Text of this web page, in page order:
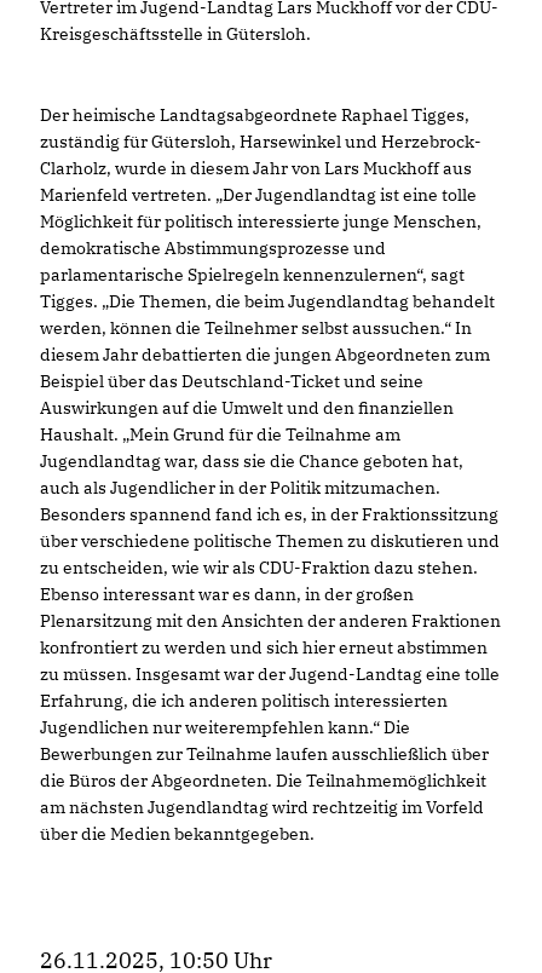
Vertreter im Jugend-Landtag Lars Muckhoff vor der CDU-
Kreisgeschäftsstelle in Gütersloh.
Der heimische Landtagsabgeordnete Raphael Tigges,
zuständig für Gütersloh, Harsewinkel und Herzebrock-
Clarholz, wurde in diesem Jahr von Lars Muckhoff aus
Marienfeld vertreten. „Der Jugendlandtag ist eine tolle
Möglichkeit für politisch interessierte junge Menschen,
demokratische Abstimmungsprozesse und
parlamentarische Spielregeln kennenzulernen“, sagt
Tigges. „Die Themen, die beim Jugendlandtag behandelt
werden, können die Teilnehmer selbst aussuchen.“ In
diesem Jahr debattierten die jungen Abgeordneten zum
Beispiel über das Deutschland-Ticket und seine
Auswirkungen auf die Umwelt und den finanziellen
Haushalt. „Mein Grund für die Teilnahme am
Jugendlandtag war, dass sie die Chance geboten hat,
auch als Jugendlicher in der Politik mitzumachen.
Besonders spannend fand ich es, in der Fraktionssitzung
über verschiedene politische Themen zu diskutieren und
zu entscheiden, wie wir als CDU-Fraktion dazu stehen.
Ebenso interessant war es dann, in der großen
Plenarsitzung mit den Ansichten der anderen Fraktionen
konfrontiert zu werden und sich hier erneut abstimmen
zu müssen. Insgesamt war der Jugend-Landtag eine tolle
Erfahrung, die ich anderen politisch interessierten
Jugendlichen nur weiterempfehlen kann.“ Die
Bewerbungen zur Teilnahme laufen ausschließlich über
die Büros der Abgeordneten. Die Teilnahmemöglichkeit
am nächsten Jugendlandtag wird rechtzeitig im Vorfeld
über die Medien bekanntgegeben.
26.11.2025, 10:50 Uhr